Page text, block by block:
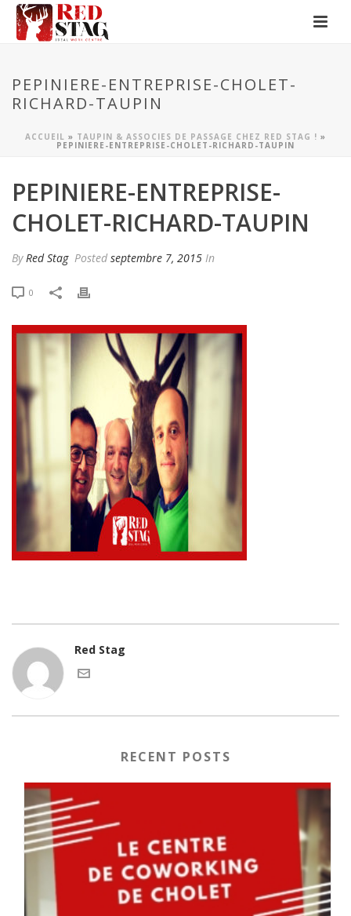
PEPINIERE-ENTREPRISE-CHOLET-
RICHARD-TAUPIN
ACCUEIL » TAUPIN & ASSOCIES DE PASSAGE CHEZ RED STAG ! »
PEPINIERE-ENTREPRISE-CHOLET-RICHARD-TAUPIN
PEPINIERE-ENTREPRISE-
CHOLET-RICHARD-TAUPIN
ByRed Stag Posted septembre 7, 2015 In
0
Red Stag
RECENT POSTS